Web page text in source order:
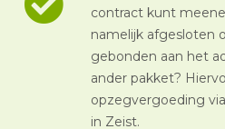
contract kunt
namelijk afgesloten
gebonden aan het
ander pakket?
opzegvergoeding
in Zeist.